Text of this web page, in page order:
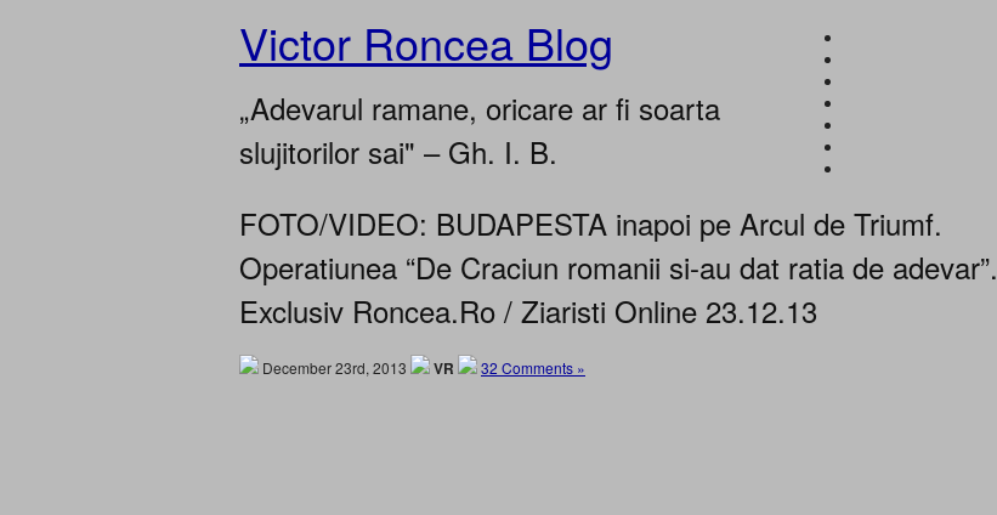
Victor Roncea Blog
„Adevarul ramane, oricare ar fi soarta
slujitorilor sai" – Gh. I. B.
FOTO/VIDEO: BUDAPESTA inapoi pe Arcul de Triumf.
Operatiunea “De Craciun romanii si-au dat ratia de adevar”.
Exclusiv Roncea.Ro / Ziaristi Online 23.12.13
December 23rd, 2013 VR 32 Comments »